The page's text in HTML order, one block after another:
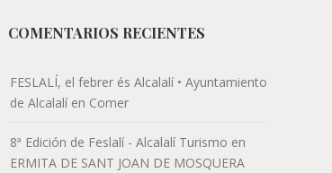
COMENTARIOS RECIENTES
FESLALÍ, el febrer és Alcalalí • Ayuntamiento
de Alcalalí en Comer
8ª Edición de Feslalí - Alcalalí Turismo en
ERMITA DE SANT JOAN DE MOSQUERA